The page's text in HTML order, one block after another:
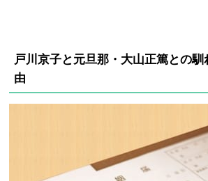
戸川京子と元旦那・大山正篤との
由